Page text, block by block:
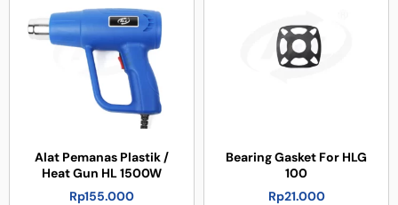
Alat Pemanas Plastik /
Heat Gun HL 1500W
Rp155.000
Bearing Gasket For HLG
100
Rp21.000